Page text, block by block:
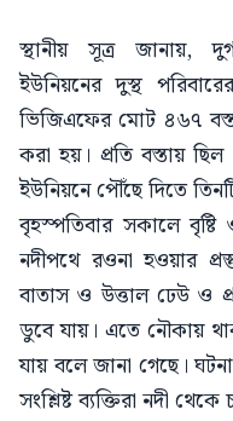
স্থানীয় সূত্র জানায়,
ইউনিয়নের দুস্থ
ভিজিএফের মোট ৪৬৭
করা হয়। প্রতি বস্তায়
ইউনিয়নে পৌঁছে দিতে
বৃহস্পতিবার সকালে
নদীপথে রওনা হওয়ার
বাতাস ও উত্তাল ঢেউ ও
ডুবে যায়। এতে নৌকায়
যায় বলে জানা গেছে।
সংশ্লিষ্ট ব্যক্তিরা নদী